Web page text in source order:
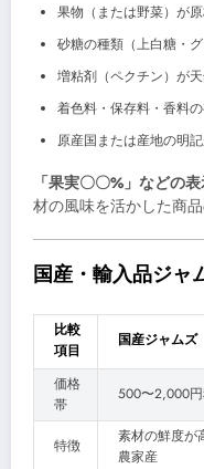
果物（または野菜）が
砂糖の種類（上白糖・
増粘剤（ペクチン）が
着色料・保存料・香料
原産国または産地の明
「果実〇〇%」などの
材の風味を活かした商品
国産・輸入品ジャ
比較
項目
国産ジャムズ
価格
帯
500〜2,000
特徴
素材の鮮度が
農家産